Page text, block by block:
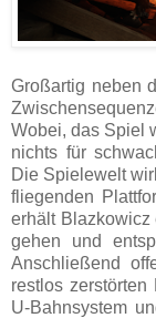
Großartig neben
Wobei, das Spiel
nichts für
Die Spielewelt
fliegenden
erhält Blazkowicz
gehen und
Anschließend
restlos
U-Bahnsystem